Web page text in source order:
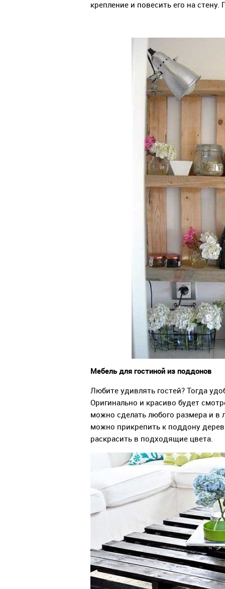
крепление и повесить его на
Мебель для гостиной из поддонов
Любите удивлять гостей? Тогда
Оригинально и красиво будет
можно сделать любого размера и
можно прикрепить к поддону
раскрасить в подходящие цвета.